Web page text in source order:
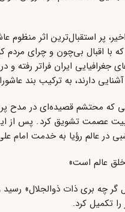
پر استقبال‌ترین اثر منظوم
که با اقبال بی‌چون و چرای
جغرافیایی ایران فراتر
دارند، به ترکیب بند
که محتشم قصیده‌ای در مدح
عصمت تشویق کرد . پس از
عالم رؤیا به خدمت امام
عالم است»
چه بری ذات ذوالجلال» رسید
تکمیل کرد.